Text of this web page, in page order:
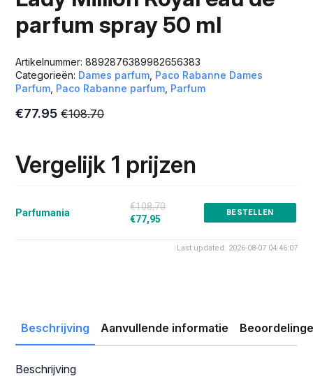
parfum spray 50 ml
Artikelnummer:8892876389982656383
Categorieën: Dames parfum Paco Rabanne Dames
Parfum Paco Rabanne parfum Parfum
€108.70
Oorspronkelijke
€108.70.
€77.95
Huidige
€77.95.
Vergelijk 1 prijzen
Parfumania
€108,70
€77,95
BESTELLEN
Last updated: 2026-08-07 04:46:07
Beschrijving Aanvullende informatie
Beschrijving